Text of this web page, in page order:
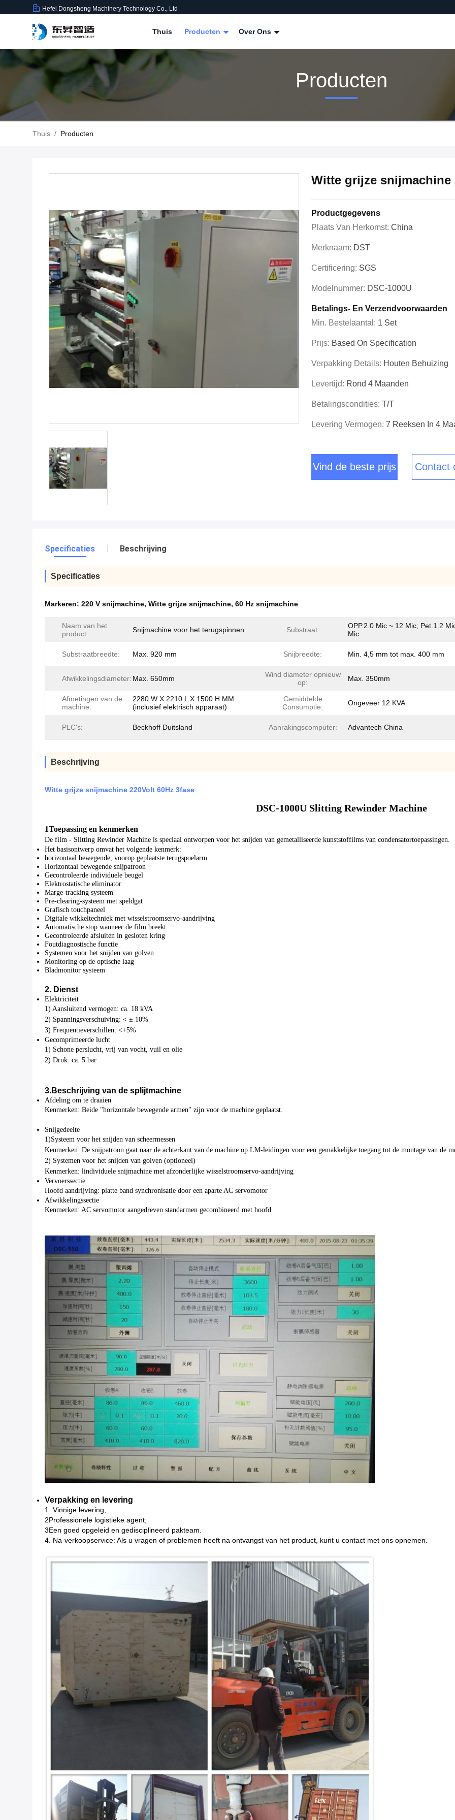
Hefei Dongsheng Machinery Technology Co., Ltd
Thuis Producten Over Ons
Producten
Thuis / Producten
Witte grijze snijmachine
Productgegevens
Plaats Van Herkomst: China
Merknaam: DST
Certificering: SGS
Modelnummer: DSC-1000U
Betalings- En Verzendvoorwaarden
Min. Bestelaantal: 1 Set
Prijs: Based On Specification
Verpakking Details: Houten Behuizing
Levertijd: Rond 4 Maanden
Betalingscondities: T/T
Levering Vermogen: 7 Reeksen In 4
Vind de beste prijs Contact
Specificaties Beschrijving
Specificaties
Markeren: 220 V snijmachine, Witte grijze snijmachine, 60 Hz snijmachine
Naam van het
product:
Snijmachine voor het terugspinnen Substraat:
OPP.2.0 Mic ~ 12 Mic; Pet.1.2
Mic
Substraatbreedte: Max. 920 mm Snijbreedte: Min. 4,5 mm tot max. 400 mm
Afwikkelingsdiameter: Max. 650mm
Wind diameter opnieuw
op:
Max. 350mm
Afmetingen van de
machine:
2280 W X 2210 L X 1500 H MM
(inclusief elektrisch apparaat)
Gemiddelde
Consumptie:
Ongeveer 12 KVA
PLC's: Beckhoff Duitsland Aanrakingscomputer: Advantech China
Beschrijving
Witte grijze snijmachine 220Volt 60Hz 3fase
DSC-1000U Slitting Rewinder Machine
1Toepassing en kenmerken
De film - Slitting Rewinder Machine is speciaal ontworpen voor het snijden van gemetalliseerde kunststoffilms van condensatortoepassingen.
Het basisontwerp omvat het volgende kenmerk:
horizontaal bewegende, voorop geplaatste terugspoelarm
Horizontaal bewegende snijpatroon
Gecontroleerde individuele beugel
Elektrostatische eliminator
Marge-tracking systeem
Pre-clearing-systeem met speldgat
Grafisch touchpaneel
Digitale wikkeltechniek met wisselstroomservo-aandrijving
Automatische stop wanneer de film breekt
Gecontroleerde afsluiten in gesloten kring
Foutdiagnostische functie
Systemen voor het snijden van golven
Monitoring op de optische laag
Bladmonitor systeem
2. Dienst
Elektriciteit
1) Aansluitend vermogen: ca. 18 kVA
2) Spanningsverschuiving: < ± 10%
3) Frequentieverschillen: <+5%
Gecomprimeerde lucht
1) Schone perslucht, vrij van vocht, vuil en olie
2) Druk: ca. 5 bar
3.Beschrijving van de splijtmachine
Afdeling om te draaien
Kenmerken: Beide "horizontale bewegende armen" zijn voor de machine geplaatst.
Snijgedeelte
1)Systeem voor het snijden van scheermessen
Kenmerken: De snijpatroon gaat naar de achterkant van de machine op LM-leidingen voor een gemakkelijke toegang tot de montage van de
2) Systemen voor het snijden van golven (optioneel)
Kenmerken: lindividuele snijmachine met afzonderlijke wisselstroomservo-aandrijving
Vervoerssectie
Hoofd aandrijving: platte band synchronisatie door een aparte AC servomotor
Afwikkelingssectie
Kenmerken: AC servomotor aangedreven standarmen gecombineerd met hoofd
Verpakking en levering
1. Vinnige levering;
2Professionele logistieke agent;
3Een goed opgeleid en gedisciplineerd pakteam.
4. Na-verkoopservice: Als u vragen of problemen heeft na ontvangst van het product, kunt u contact met ons opnemen.